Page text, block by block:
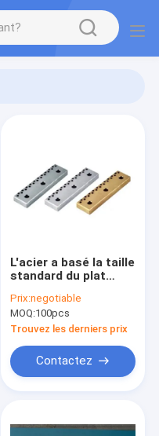
L'acier a basé la taille
standard du plat
d'incidence aucune
pollution d'huile du
besoin non
Prix:negotiable
MOQ:100pcs
Trouvez les derniers prix
Contactez